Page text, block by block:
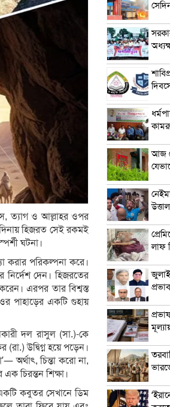
ত্যাগ ও আল্লাহর ওপর
হিজরত সেই রকমই
ঘটনা।
করার পরিকল্পনা করে।
নির্দেশ দেন। হিজরতের
এরপর তার বিশ্বস্ত
পাহাড়ের একটি গুহায়
দল রাসুল (সা.)-কে
উদ্বিগ্ন হয়ে পড়েন।
অর্থাৎ, চিন্তা করো না,
চিরন্তন শিক্ষা।
কবুতর সেখানে ডিম
আজ
লাফ